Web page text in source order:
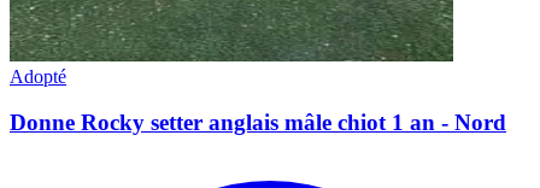
Adopté
Donne Rocky setter anglais mâle chiot 1 an - Nord